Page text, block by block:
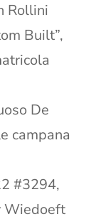
Rollini
Built”,
De
campana
#3294,
Wiedoeft